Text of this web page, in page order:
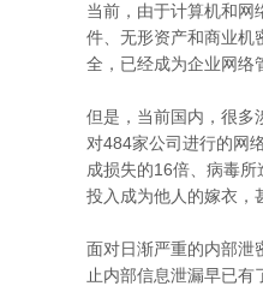
当前，由于计算机和网
件、无形资产和商业机
全，已经成为企业网络
但是，当前国内，很
对484家公司进行的网
成损失的16倍、病毒
投入成为他人的嫁衣，
面对日渐严重的内部泄
止内部信息泄漏早已